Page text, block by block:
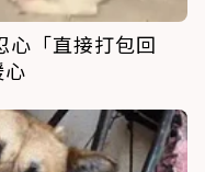
心「直接打包回